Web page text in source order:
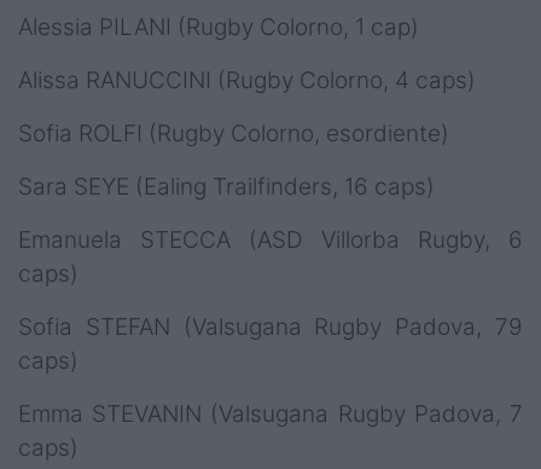
Alessia PILANI (Rugby Colorno, 1 cap)
Alissa RANUCCINI (Rugby Colorno, 4 caps)
Sofia ROLFI (Rugby Colorno, esordiente)
Sara SEYE (Ealing Trailfinders, 16 caps)
Emanuela STECCA (ASD Villorba Rugby, 6
caps)
Sofia STEFAN (Valsugana Rugby Padova, 79
caps)
Emma STEVANIN (Valsugana Rugby Padova, 7
caps)